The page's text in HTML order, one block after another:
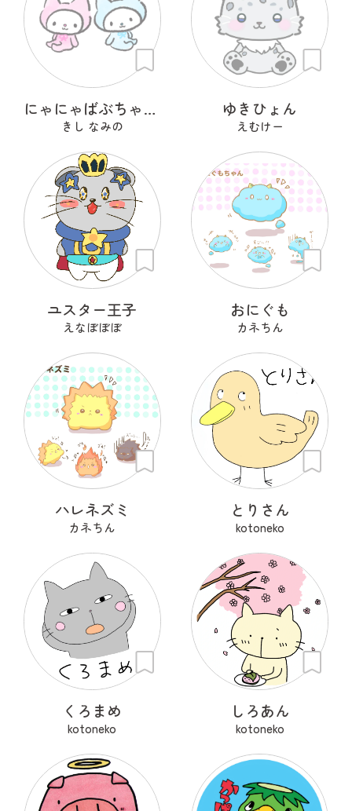
にゃにゃばぶちゃんず
きし なみの
ゆきひょん
えむけー
ユスター王子
えなぼぼぼ
おにぐも
カネちん
ハレネズミ
カネちん
とりさん
kotoneko
くろまめ
kotoneko
しろあん
kotoneko